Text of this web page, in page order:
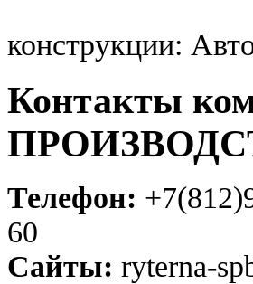
конструкции:
Контакты
Телефон:
60
Сайты: ryterna-